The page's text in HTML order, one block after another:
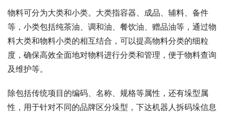
物料可分为大类和小类。大类指容器、成品、辅料、备件
等，小类包括纯茶油、调和油、餐饮油、赠品油等，通过物
料大类和物料小类的相互结合，可以提高物料分类的细粒
度，确保高效全面地对物料进行分类和管理，便于物料查询
及维护等。
除包括传统项目的编码、名称、规格等属性，还有垛型属
性，用于针对不同的品牌区分垛型，下达机器人拆码垛信息